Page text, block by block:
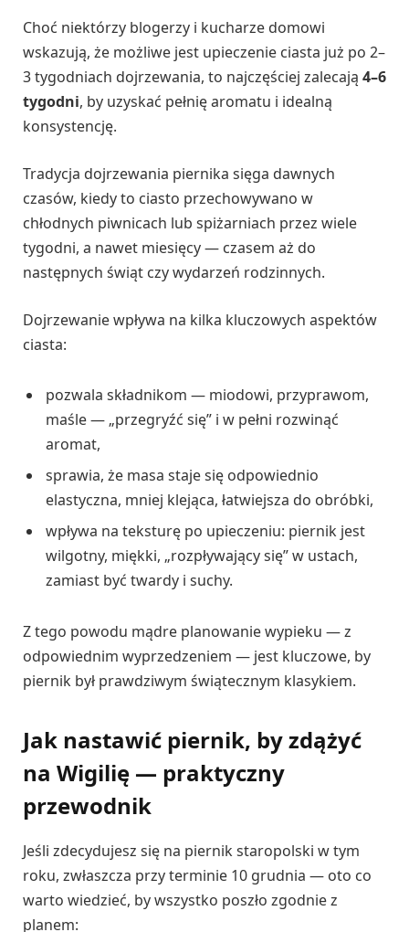
Choć niektórzy blogerzy i kucharze domowi
wskazują, że możliwe jest upieczenie ciasta już po 2–
3 tygodniach dojrzewania, to najczęściej zalecają 4–6
tygodni, by uzyskać pełnię aromatu i idealną
konsystencję.
Tradycja dojrzewania piernika sięga dawnych
czasów, kiedy to ciasto przechowywano w
chłodnych piwnicach lub spiżarniach przez wiele
tygodni, a nawet miesięcy — czasem aż do
następnych świąt czy wydarzeń rodzinnych.
Dojrzewanie wpływa na kilka kluczowych aspektów
ciasta:
pozwala składnikom — miodowi, przyprawom,
maśle — „przegryźć się” i w pełni rozwinąć
aromat,
sprawia, że masa staje się odpowiednio
elastyczna, mniej klejąca, łatwiejsza do obróbki,
wpływa na teksturę po upieczeniu: piernik jest
wilgotny, miękki, „rozpływający się” w ustach,
zamiast być twardy i suchy.
Z tego powodu mądre planowanie wypieku — z
odpowiednim wyprzedzeniem — jest kluczowe, by
piernik był prawdziwym świątecznym klasykiem.
Jak nastawić piernik, by zdążyć
na Wigilię — praktyczny
przewodnik
Jeśli zdecydujesz się na piernik staropolski w tym
roku, zwłaszcza przy terminie 10 grudnia — oto co
warto wiedzieć, by wszystko poszło zgodnie z
planem: